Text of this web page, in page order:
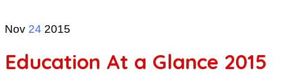
Nov 24 2015
Education At a Glance 2015